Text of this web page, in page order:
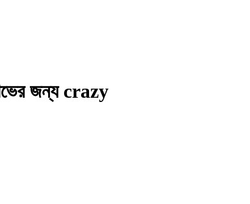
জন্য crazy